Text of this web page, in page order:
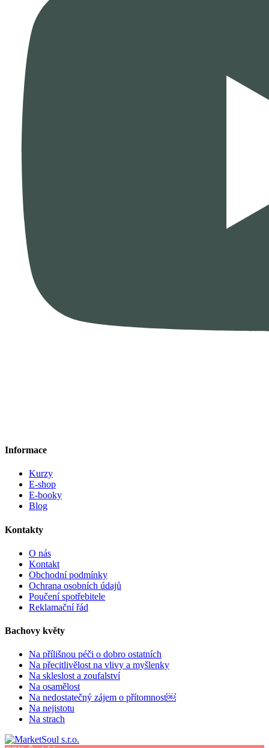
Informace
Kurzy
E-shop
E-booky
Blog
Kontakty
O nás
Kontakt
Obchodní podmínky
Ochrana osobních údajů
Poučení spotřebitele
Reklamační řád
Bachovy květy
Na přílišnou péči o dobro ostatních
Na přecitlivělost na vlivy a myšlenky
Na skleslost a zoufalství
Na osamělost
Na nedostatečný zájem o přítomnost￼
Na nejistotu
Na strach